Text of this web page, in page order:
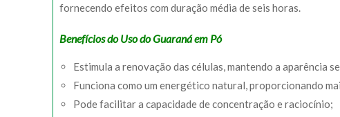
fornecendo efeitos com duração média de seis horas.
Benefícios do Uso do Guaraná em Pó
Estimula a renovação das células, mantendo a aparência
Funciona como um energético natural, proporcionando
Pode facilitar a capacidade de concentração e raciocínio;